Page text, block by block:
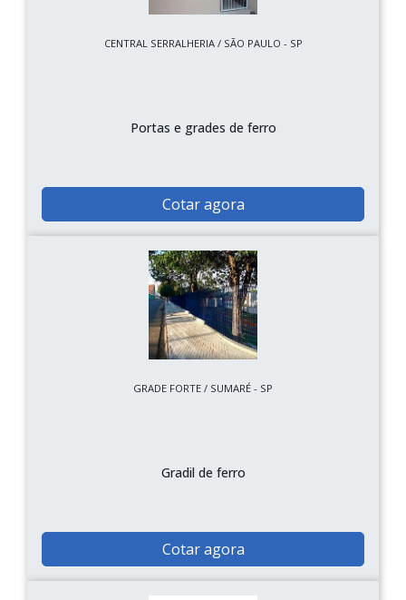
CENTRAL SERRALHERIA / SÃO PAULO - SP
Portas e grades de ferro
Cotar agora
GRADE FORTE / SUMARÉ - SP
Gradil de ferro
Cotar agora